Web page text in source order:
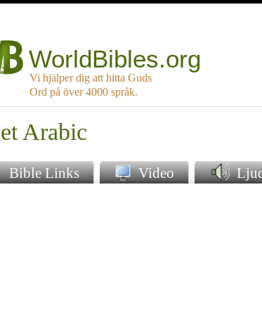
WorldBibles.org
Vi hjälper dig att hitta Guds
Ord på över 4000 språk.
Arabic
Bible Links Video